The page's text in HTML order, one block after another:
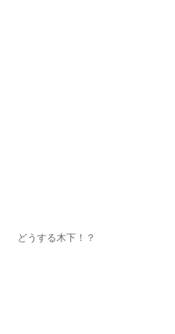
どうする木下！？